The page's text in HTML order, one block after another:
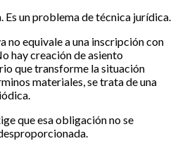
Es un problema de técnica jurídica.
no equivale a una inscripción con
hay creación de asiento
que transforme la situación
materiales, se trata de una
que esa obligación no se